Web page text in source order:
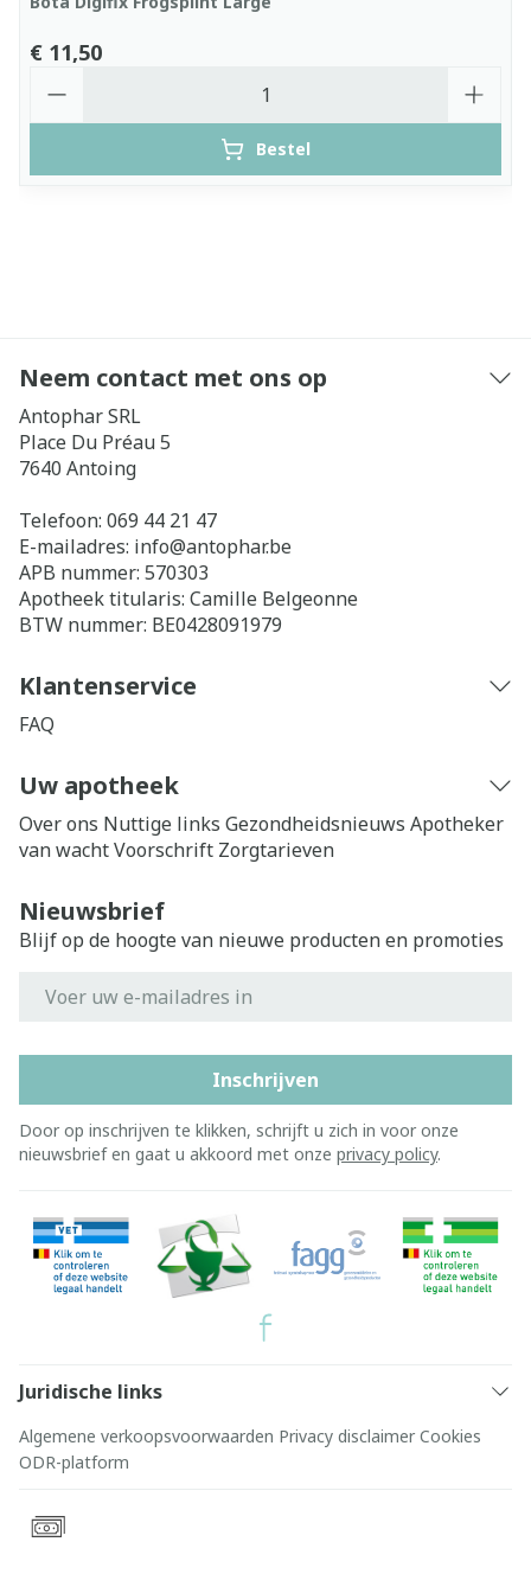
€ 11,50
Bestel
Neem contact met ons op
Antophar SRL
Place Du Préau 5
7640 Antoing
Telefoon: 069 44 21 47
E-mailadres: info@antophar.be
APB nummer: 570303
Apotheek titularis: Camille Belgeonne
BTW nummer: BE0428091979
Klantenservice
FAQ
Uw apotheek
Over ons Nuttige links Gezondheidsnieuws Apotheker
van wachtVoorschrift Zorgtarieven
Nieuwsbrief
Blijf op de hoogte van nieuwe producten en promoties
Inschrijven
Door op inschrijven te klikken, schrijft u zich in voor onze
nieuwsbrief en gaat u akkoord met onze privacy policy.
Juridische links
Algemene verkoopsvoorwaarden Privacy disclaimer Cookies
ODR-platform